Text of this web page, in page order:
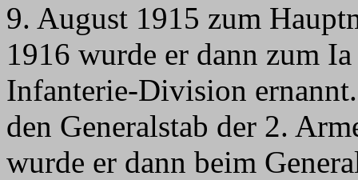
9. August 1915 zum
1916 wurde er dann zum
Infanterie-Division
den Generalstab der 2.
wurde er dann beim